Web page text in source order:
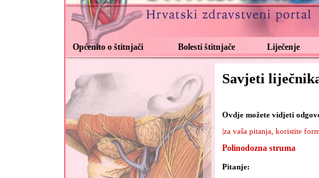
Općenito o štitnjači Bolesti štitnjače Liječenje
Savjeti
Ovdje možete vidjeti
|za vaša pitanja, koristite
Polinodozna struma
Pitanje: